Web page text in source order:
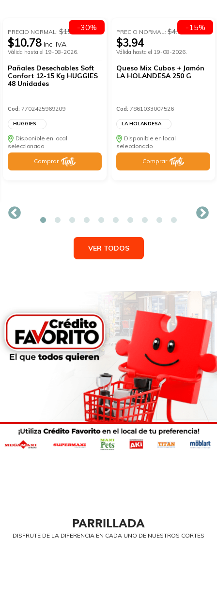
PRECIO NORMAL:$15.4
$10.78 Inc. IVA
Válida hasta el 19-08-2026.
Pañales Desechables Soft
Confort 12-15 Kg HUGGIES
48 Unidades
Cod: 7702425969209
HUGGIES
Disponible en local
seleccionado
Comprar
-30% PRECIO NORMAL:$4.64
$3.94
Válida hasta el 19-08-2026.
Queso Mix Cubos + Jamón
LA HOLANDESA 250 G
Cod: 7861033007526
LA HOLANDESA
Disponible en local
seleccionado
Comprar
-15%
VER TODOS
PARRILLADA
DISFRUTE DE LA DIFERENCIA EN CADA UNO DE NUESTROS CORTES